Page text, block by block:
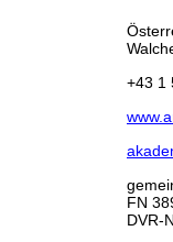
+43 1
FN
DVR-